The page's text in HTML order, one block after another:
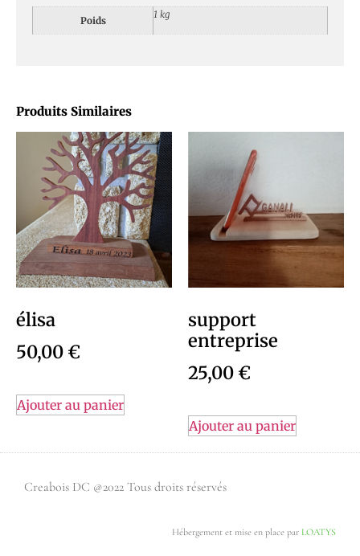
Produits Similaires
élisa
50,00 €
Ajouter au panier
support
entreprise
25,00 €
Ajouter au panier
Poids
1 kg
Creabois DC @2022 Tous droits réservés
Hébergement et mise en place par LOATYS